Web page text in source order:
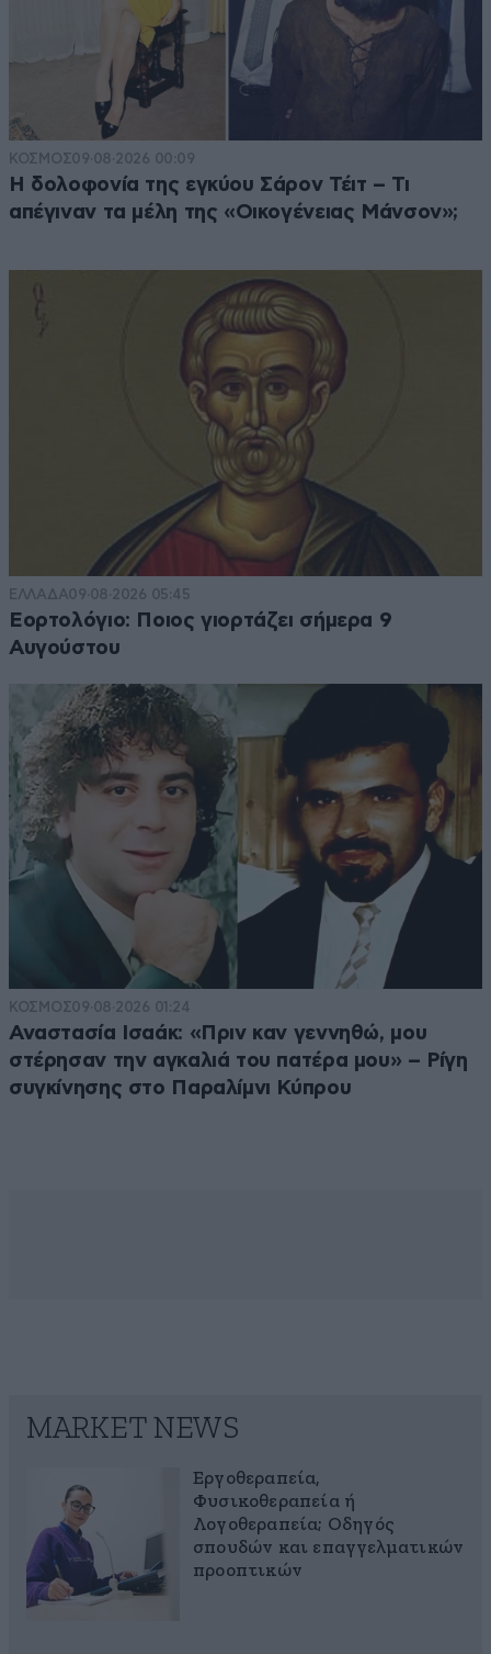
ΚΟΣΜΟΣ09·08·2026 00:09
Η δολοφονία της εγκύου Σάρον Τέιτ – Τι
απέγιναν τα μέλη της «Οικογένειας Μάνσον»;
ΕΛΛΑΔΑ09·08·2026 05:45
Εορτολόγιο: Ποιος γιορτάζει σήμερα 9
Αυγούστου
ΚΟΣΜΟΣ09·08·2026 01:24
Αναστασία Ισαάκ: «Πριν καν γεννηθώ, μου
στέρησαν την αγκαλιά του πατέρα μου» – Ρίγη
συγκίνησης στο Παραλίμνι Κύπρου
MARKET NEWS
Εργοθεραπεία,
Φυσικοθεραπεία ή
Λογοθεραπεία; Οδηγός
σπουδών και επαγγελματικών
προοπτικών